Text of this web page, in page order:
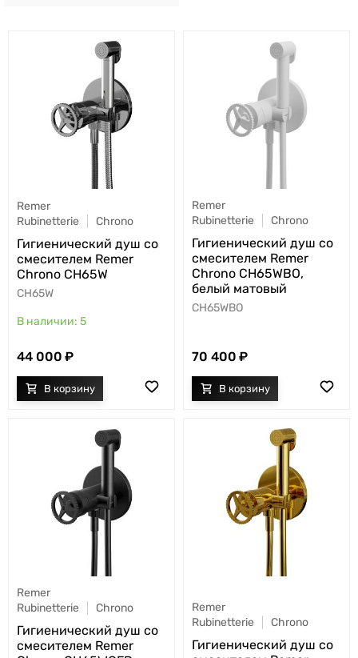
Remer
Rubinetterie
Chrono
Гигиенический душ со
смесителем Remer
Chrono CH65W
CH65W
5
44 000
Remer
Rubinetterie
Chrono
Гигиенический душ со
смесителем Remer
Chrono CH65WBO,
белый матовый
CH65WBO
70 400
Remer
Rubinetterie
Chrono
Гигиенический душ со
смесителем Remer
Remer
Rubinetterie
Chrono
Гигиенический душ со